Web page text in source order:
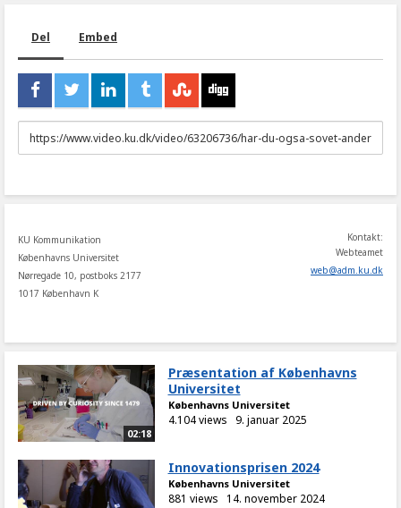
Del Embed
URL
to
KU Kommunikation
Københavns Universitet
Nørregade 10, postboks 2177
1017 København K
Kontakt:
Webteamet
web@adm.ku.dk
02:18
Præsentation af Københavns
Universitet
Københavns Universitet
4.104 views 9. januar 2025
Innovationsprisen 2024
Københavns Universitet
881 views 14. november 2024